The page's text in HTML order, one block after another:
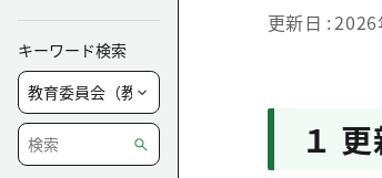
キーワード検索
更新日 2026
１